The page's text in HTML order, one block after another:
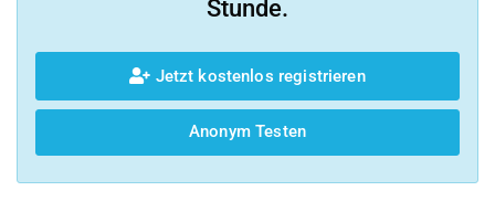
Stunde.
Jetzt kostenlos registrieren
Anonym Testen